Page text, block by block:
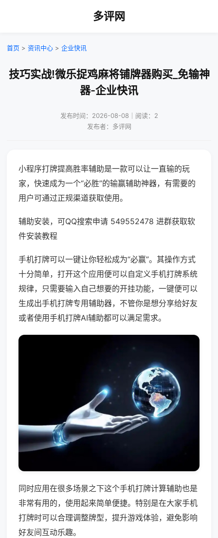
多评网
首页 > 资讯中心 > 企业快讯
技巧实战!微乐捉鸡麻将铺牌器购买_免输神
器-企业快讯
发布时间：2026-08-08｜阅读：2
发布者：多评网
小程序打牌提高胜率辅助是一款可以让一直输的玩
家，快速成为一个“必胜”的输赢辅助神器，有需要的
用户可通过正规渠道获取使用。
辅助安装，可QQ搜索申请 549552478 进群获取软
件安装教程
手机打牌可以一键让你轻松成为“必赢”。其操作方式
十分简单，打开这个应用便可以自定义手机打牌系统
规律，只需要输入自己想要的开挂功能，一键便可以
生成出手机打牌专用辅助器，不管你是想分享给好友
或者使用手机打牌AI辅助都可以满足需求。
同时应用在很多场景之下这个手机打牌计算辅助也是
非常有用的，使用起来简单便捷。特别是在大家手机
打牌时可以合理调整牌型，提升游戏体验，避免影响
好友间互动乐趣。